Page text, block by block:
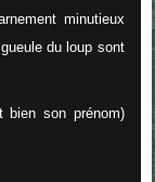
minutieux
du loup sont
bien son prénom)